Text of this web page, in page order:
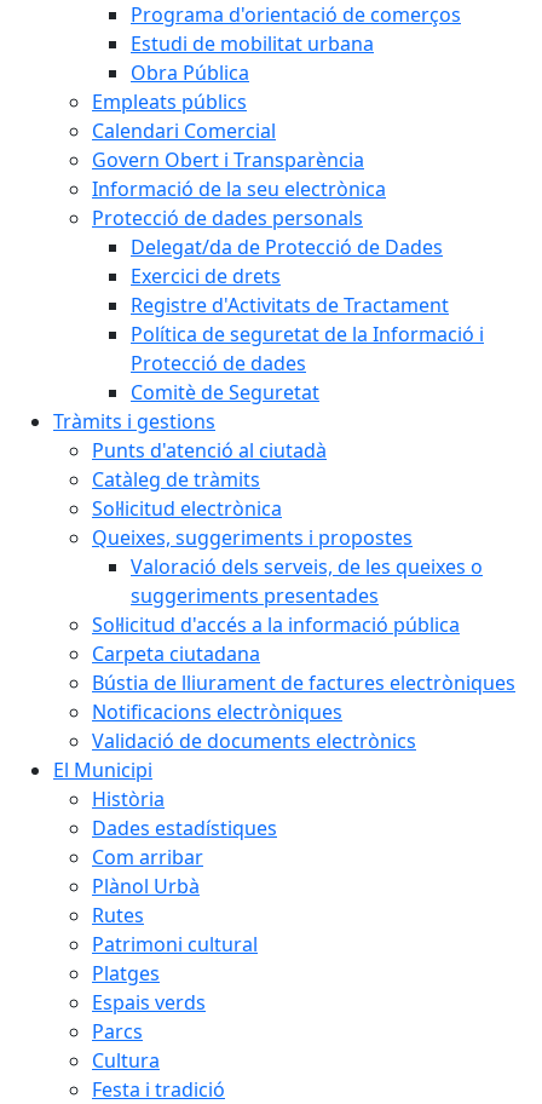
Programa d'orientació de comerços
Estudi de mobilitat urbana
Obra Pública
Empleats públics
Calendari Comercial
Govern Obert i Transparència
Informació de la seu electrònica
Protecció de dades personals
Delegat/da de Protecció de Dades
Exercici de drets
Registre d'Activitats de Tractament
Política de seguretat de la Informació i
Protecció de dades
Comitè de Seguretat
Tràmits i gestions
Punts d'atenció al ciutadà
Catàleg de tràmits
Sol·licitud electrònica
Queixes, suggeriments i propostes
Valoració dels serveis, de les queixes o
suggeriments presentades
Sol·licitud d'accés a la informació pública
Carpeta ciutadana
Bústia de lliurament de factures electròniques
Notificacions electròniques
Validació de documents electrònics
El Municipi
Història
Dades estadístiques
Com arribar
Plànol Urbà
Rutes
Patrimoni cultural
Platges
Espais verds
Parcs
Cultura
Festa i tradició